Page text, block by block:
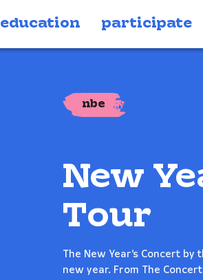
education participate
nbe
New
Tour
The New Year’s Concert
new year. From The